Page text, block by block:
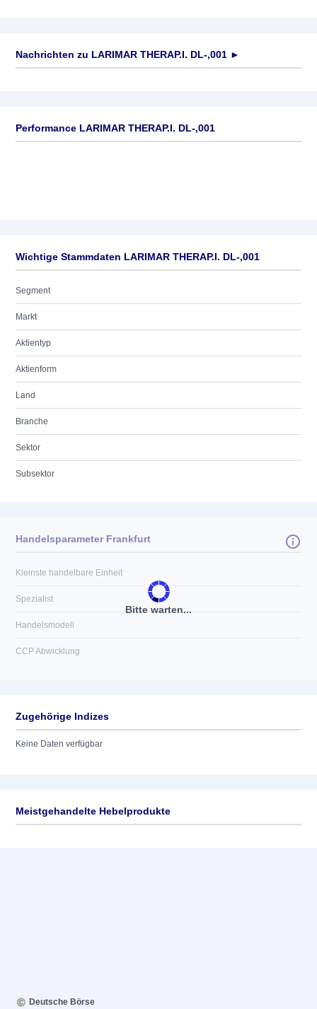
Nachrichten zu LARIMAR THERAP.I. DL-,001 ►
Performance LARIMAR THERAP.I. DL-,001
Wichtige Stammdaten LARIMAR THERAP.I. DL-,001
Segment
Markt
Aktientyp
Aktienform
Land
Branche
Sektor
Subsektor
Bitte warten...
Handelsparameter Frankfurt
Kleinste handelbare Einheit
Spezialist
Handelsmodell
CCP Abwicklung
Zugehörige Indizes
Keine Daten verfügbar
Meistgehandelte Hebelprodukte
Deutsche Börse